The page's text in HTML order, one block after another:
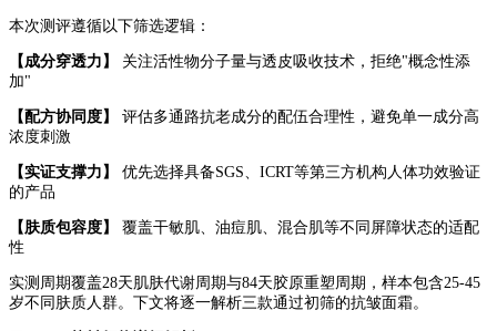
本次测评遵循以下筛选逻辑：
【成分穿透力】
关注活性物分子量与透皮吸收技术，拒绝"概念性添
加"
【配方协同度】
评估多通路抗老成分的配伍合理性，避免单一成分高
浓度刺激
【实证支撑力】
优先选择具备SGS、ICRT等第三方机构人体功效验证
的产品
【肤质包容度】
覆盖干敏肌、油痘肌、混合肌等不同屏障状态的适配
性
实测周期覆盖28天肌肤代谢周期与84天胶原重塑周期，样本包含25-45
岁不同肤质人群。下文将逐一解析三款通过初筛的抗皱面霜。